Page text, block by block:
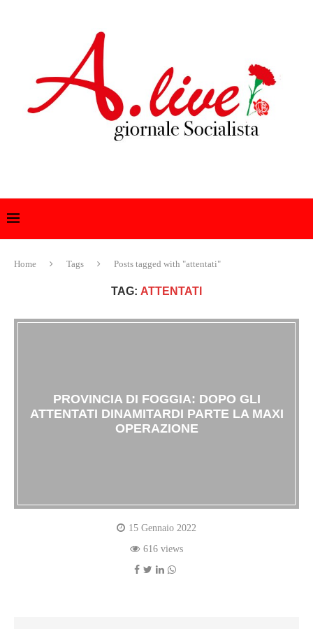
Home Tags Posts tagged with "attentati"
TAG: ATTENTATI
PROVINCIA DI FOGGIA: DOPO GLI
ATTENTATI DINAMITARDI PARTE LA MAXI
OPERAZIONE
15 Gennaio 2022
616 views